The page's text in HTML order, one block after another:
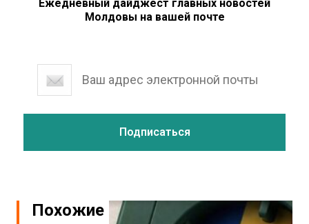
Ежедневный дайджест главных новостей
Молдовы на вашей почте
Похожие